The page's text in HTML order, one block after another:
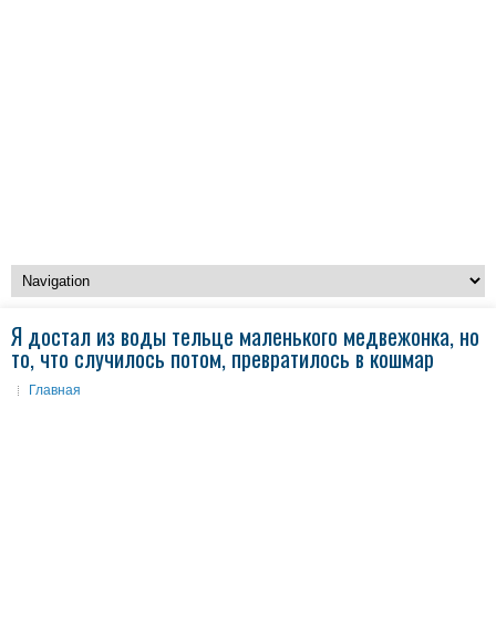
Я достал из воды тельце маленького медвежонка, но
то, что случилось потом, превратилось в кошмар
Главная